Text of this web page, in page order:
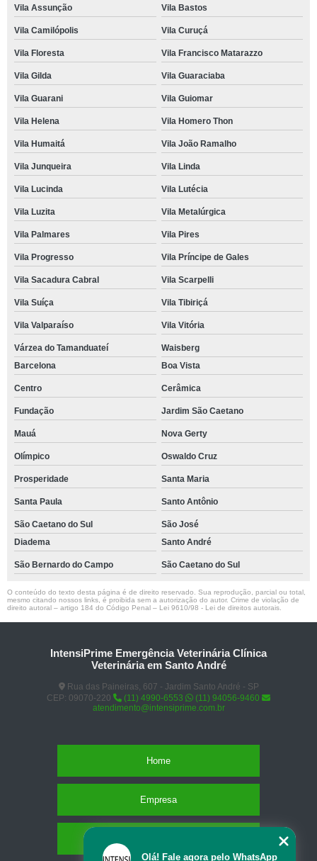
Vila Assunção Vila Bastos
Vila Camilópolis Vila Curuçá
Vila Floresta Vila Francisco Matarazzo
Vila Gilda Vila Guaraciaba
Vila Guarani Vila Guiomar
Vila Helena Vila Homero Thon
Vila Humaitá Vila João Ramalho
Vila Junqueira Vila Linda
Vila Lucinda Vila Lutécia
Vila Luzita Vila Metalúrgica
Vila Palmares Vila Pires
Vila Progresso Vila Príncipe de Gales
Vila Sacadura Cabral Vila Scarpelli
Vila Suíça Vila Tibiriçá
Vila Valparaíso Vila Vitória
Várzea do Tamanduateí
Waisberg
Barcelona
Boa Vista
Centro Cerâmica
Fundação Jardim São Caetano
Mauá Nova Gerty
Olímpico Oswaldo Cruz
Prosperidade Santa Maria
Santa Paula Santo Antônio
São Caetano do Sul
São José
Diadema
Santo André
São Bernardo do Campo São Caetano do Sul
O conteúdo do texto desta página é de direito reservado. Sua reprodução, parcial ou total,
mesmo citando nossos links, é proibida sem a autorização do autor. Crime de violação de
direito autoral – artigo 184 do Código Penal – Lei 9610/98 - Lei de direitos autorais
IntensiPrime Emergência Veterinária Clínica
Veterinária em Santo André
Rua das Paineiras, 607 - Jardim Santo André - SP
CEP: 09070-220
(11) 4990-6553
(11) 94056-9460
atendimento@intensiprime.com.br
Home
Empresa
Olá! Fale agora pelo WhatsApp